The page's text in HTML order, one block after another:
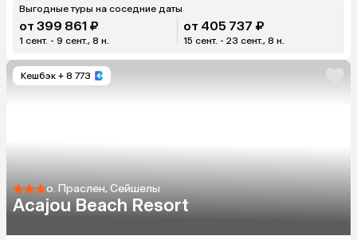
Выгодные туры на соседние даты
от 399 861 ₽
1 сент. - 9 сент., 8 н.
от 405 737 ₽
15 сент. - 23 сент., 8 н.
Кешбэк + 8 773
о. Праслен, Сейшелы
Acajou Beach Resort